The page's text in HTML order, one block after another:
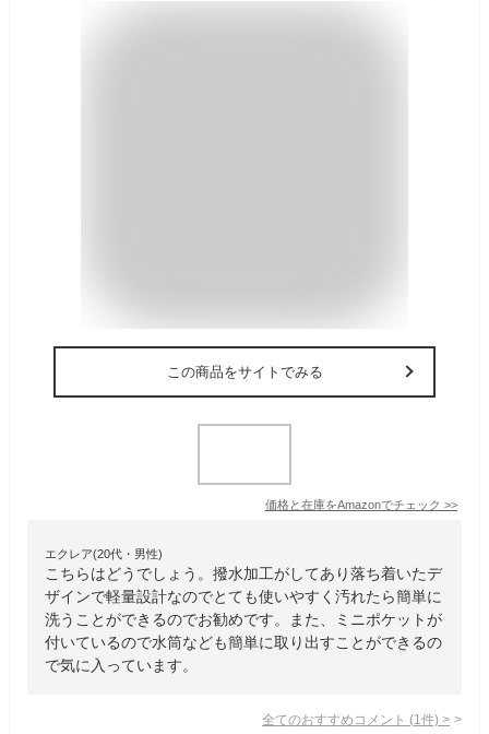
この商品をサイトでみる
価格と在庫をAmazonでチェック >>
エクレア(20代・男性)
こちらはどうでしょう。撥水加工がしてあり落ち着いたデ
ザインで軽量設計なのでとても使いやすく汚れたら簡単に
洗うことができるのでお勧めです。また、ミニポケットが
付いているので水筒なども簡単に取り出すことができるの
で気に入っています。
全てのおすすめコメント (1 件) >